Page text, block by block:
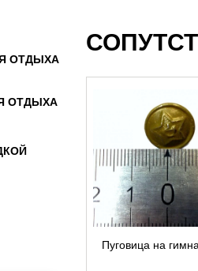
ОТДЫХА
ОТДЫХА
Пуговица на